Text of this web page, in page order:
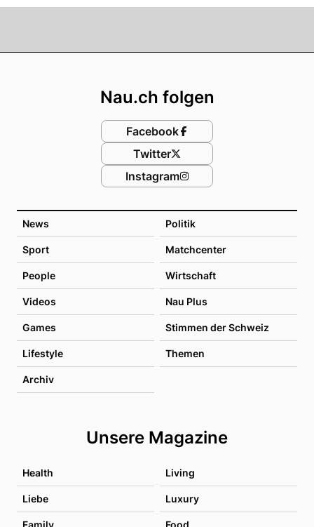
News Politik
Sport Matchcenter
People Wirtschaft
Videos Nau Plus
Games Stimmen der Schweiz
Lifestyle Themen
Archiv
Unsere Magazine
Health Living
Liebe Luxury
Family Food
Nau.ch folgen
Facebook
Twitter
Instagram